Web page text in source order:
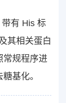
有 His 标
其相关蛋白
规程序进
基化。